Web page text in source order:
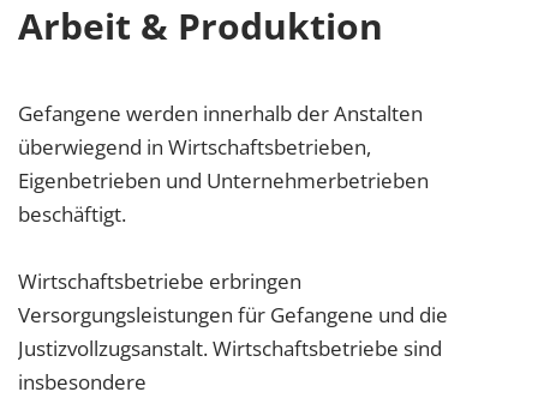
Arbeit & Produktion
Gefangene werden innerhalb der Anstalten
überwiegend in Wirtschaftsbetrieben,
Eigenbetrieben und Unternehmerbetrieben
beschäftigt.
Wirtschaftsbetriebe erbringen
Versorgungsleistungen für Gefangene und die
Justizvollzugsanstalt. Wirtschaftsbetriebe sind
insbesondere